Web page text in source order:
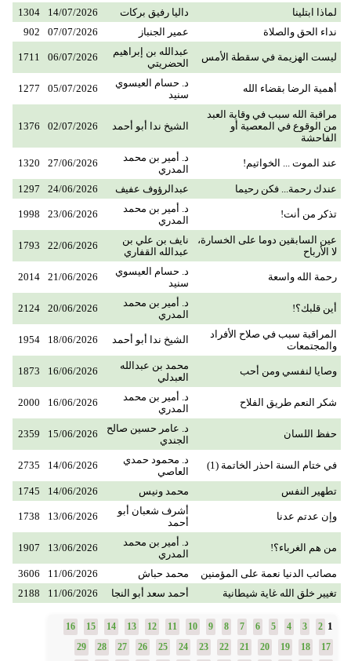
لماذا ابتلينا داليا رفيق بركات 14/07/2026
1304
نداء الحق والصلاة
عمير الجنباز 07/07/2026
902
ليست الهزيمة في سقطة الأمس
عبدالله بن إبراهيم
الحضريتي
06/07/2026
1711
أهمية الرضا بقضاء الله
د. حسام العيسوي
سنيد
05/07/2026
1277
مراقبة الله سبب في وقاية العبد
من الوقوع في المعصية أو
الفاحشة
الشيخ ندا أبو أحمد 02/07/2026
1376
عند الموت ... الخواتيم!
د. أمير بن محمد
المدري
27/06/2026
1320
عندك رحمة... فكن رحيما عبدالرؤوف عفيف 24/06/2026
1297
تذكر من أنت!
د. أمير بن محمد
المدري
23/06/2026
1998
عين السابقين دوما على الخسارة،
لا الأرباح
نايف بن علي بن
عبدالله القفاري
22/06/2026
1793
رحمة الله واسعة
د. حسام العيسوي
سنيد
21/06/2026
2014
أين قلبك؟!
د. أمير بن محمد
المدري
20/06/2026
2124
المراقبة سبب في صلاح الأفراد
والمجتمعات
الشيخ ندا أبو أحمد 18/06/2026
1954
وصايا لنفسي ومن أحب
محمد بن عبدالله
العبدلي
16/06/2026
1873
شكر النعم طريق الفلاح
د. أمير بن محمد
المدري
16/06/2026
2000
حفظ اللسان
د. عامر حسين صالح
الجندي
15/06/2026
2359
في ختام السنة احذر الخاتمة (1)
د. محمود حمدي
العاصي
14/06/2026
2735
تطهير النفس محمد ونيس 14/06/2026
1745
وإن عدتم عدنا
أشرف شعبان أبو
أحمد
13/06/2026
1738
من هم الغرباء؟!
د. أمير بن محمد
المدري
13/06/2026
1907
مصائب الدنيا نعمة على المؤمنين محمد حباش 11/06/2026
3606
تغيير خلق الله غاية شيطانية
أحمد سعد أبو النجا 11/06/2026
2188
1
2
3
4
5
6
7
8
9
10
11
12
13
14
15
16
17
18
19
20
21
22
23
24
25
26
27
28
29